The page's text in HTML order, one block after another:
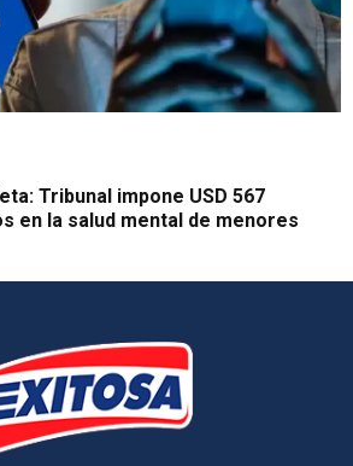
Tribunal impone USD 567
en la salud mental de menores